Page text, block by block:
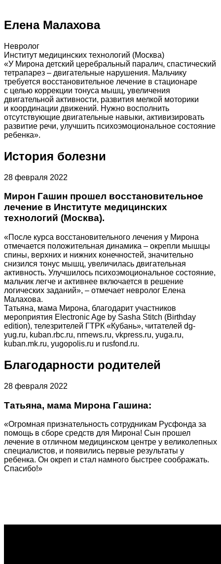
Елена Малахова
Невролог
Институт медицинских технологий (Москва)
«У Мирона детский церебральный паралич, спастический
тетрапарез – двигательные нарушения. Мальчику
требуется восстановительное лечение в стационаре
с целью коррекции тонуса мышц, увеличения
двигательной активности, развития мелкой моторики
и координации движений. Нужно восполнить
отсутствующие двигательные навыки, активизировать
развитие речи, улучшить психоэмоциональное состояние
ребенка».
История болезни
28 февраля 2022
Мирон Гашин прошел восстановительное
лечение в Институте медицинских
технологий (Москва).
«После курса восстановительного лечения у Мирона
отмечается положительная динамика – окрепли мышцы
спины, верхних и нижних конечностей, значительно
снизился тонус мышц, увеличилась двигательная
активность. Улучшилось психоэмоциональное состояние,
мальчик легче и активнее включается в решение
логических заданий», – отмечает невролог Елена
Малахова.
Татьяна, мама Мирона, благодарит участников
мероприятия Electronic Age by Sasha Stitch (Birthday
edition), телезрителей ГТРК «Кубань», читателей dg-
yug.ru, kuban.rbc.ru, nrnews.ru, vkpress.ru, yuga.ru,
kuban.mk.ru, yugopolis.ru и rusfond.ru.
Благодарности родителей
28 февраля 2022
Татьяна, мама Мирона Гашина:
«Огромная признательность сотрудникам Русфонда за
помощь в сборе средств для Мирона! Сын прошел
лечение в отличном медицинском центре у великолепных
специалистов, и появились первые результаты у
ребенка. Он окреп и стал намного быстрее соображать.
Спасибо!»